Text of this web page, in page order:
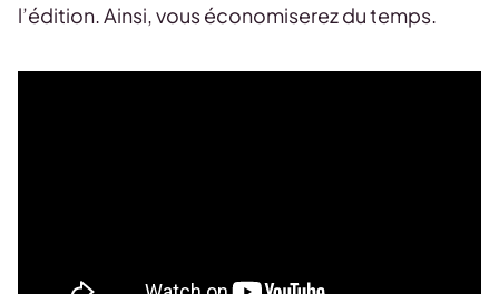
l’édition. Ainsi, vous économiserez du temps.